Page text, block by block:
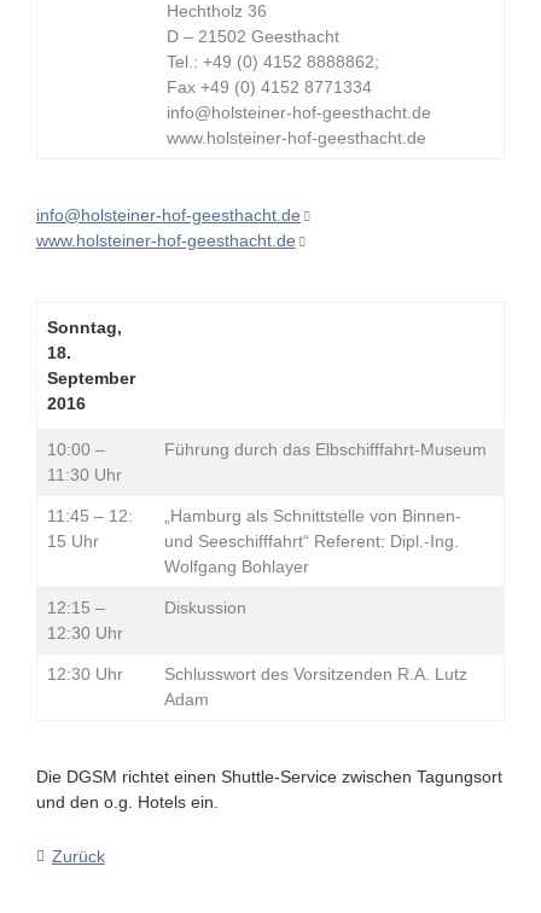
Hechtholz 36
D – 21502 Geesthacht
Tel.: +49 (0) 4152 8888862;
Fax +49 (0) 4152 8771334
info@holsteiner-hof-geesthacht.de
www.holsteiner-hof-geesthacht.de
info@holsteiner-hof-geesthacht.de
www.holsteiner-hof-geesthacht.de
Sonntag,
18.
September
2016
10:00 –
11:30 Uhr
Führung durch das Elbschifffahrt-Museum
11:45 – 12:
15 Uhr
„Hamburg als Schnittstelle von Binnen-
und Seeschifffahrt“ Referent: Dipl.-Ing.
Wolfgang Bohlayer
12:15 –
12:30 Uhr
Diskussion
12:30 Uhr
Schlusswort des Vorsitzenden R.A. Lutz
Adam
Die DGSM richtet einen Shuttle-Service zwischen Tagungsort
und den o.g. Hotels ein.
Zurück